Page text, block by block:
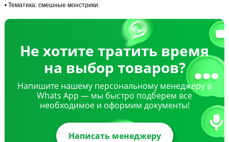
• Тематика: смешные монстрики.
Не хотите тратить время
на выбор товаров?
Напишите нашему персональному менеджеру в
Whats App — мы быстро подберем все
необходимое и оформим документы!
Написать менеджеру